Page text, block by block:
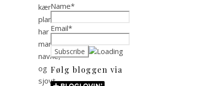
kær
plante
har
mange
navne,
og
sjovt
Name*
Email*
Følg bloggen via